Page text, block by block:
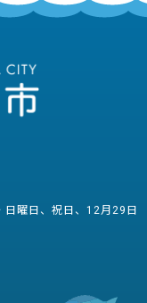
曜日、祝日、12月29日